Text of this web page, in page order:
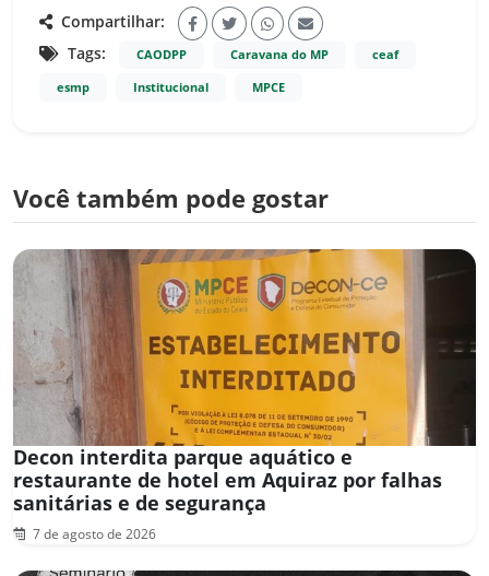
Compartilhar:
Tags:
CAODPP Caravana do MP ceaf
esmp Institucional MPCE
Você também pode gostar
Decon interdita parque aquático e
restaurante de hotel em Aquiraz por falhas
sanitárias e de segurança
7 de agosto de 2026